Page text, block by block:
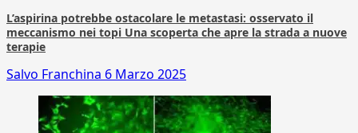
L’aspirina potrebbe ostacolare le metastasi: osservato il
meccanismo nei topi Una scoperta che apre la strada a nuove
terapie
Salvo Franchina 6 Marzo 2025